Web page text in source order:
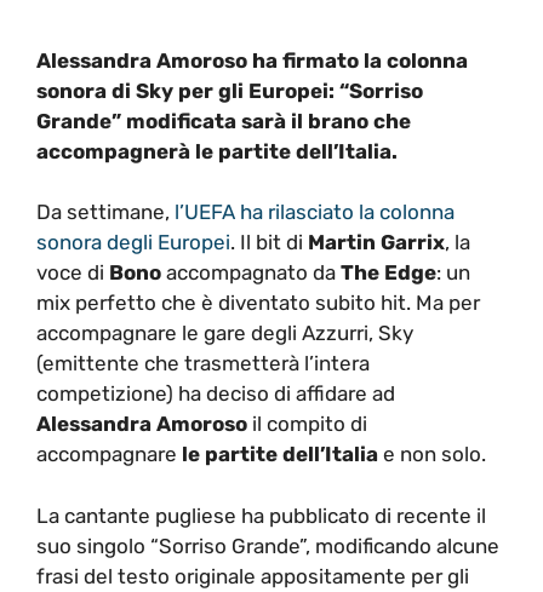
Alessandra Amoroso ha firmato la colonna
sonora di Sky per gli Europei: “Sorriso
Grande” modificata sarà il brano che
accompagnerà le partite dell’Italia.
Da settimane, l’UEFA ha rilasciato la colonna
sonora degli Europei. Il bit di Martin Garrix, la
voce di Bono accompagnato da The Edge: un
mix perfetto che è diventato subito hit. Ma per
accompagnare le gare degli Azzurri, Sky
(emittente che trasmetterà l’intera
competizione) ha deciso di affidare ad
Alessandra Amoroso il compito di
accompagnare le partite dell’Italia e non solo.
La cantante pugliese ha pubblicato di recente il
suo singolo “Sorriso Grande”, modificando alcune
frasi del testo originale appositamente per gli